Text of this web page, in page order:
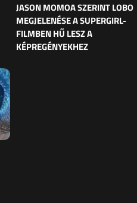
JASON MOMOA SZERINT LOBO
MEGJELENÉSE A SUPERGIRL-
FILMBEN HŰ LESZ A
KÉPREGÉNYEKHEZ